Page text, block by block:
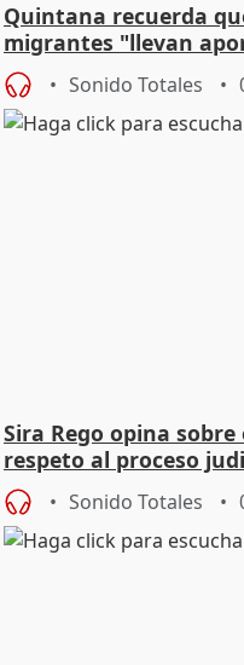
Quintana recuerda
migrantes "llevan
central
Sonido Totales
Sira Rego opina
respeto al proceso
Sonido Totales